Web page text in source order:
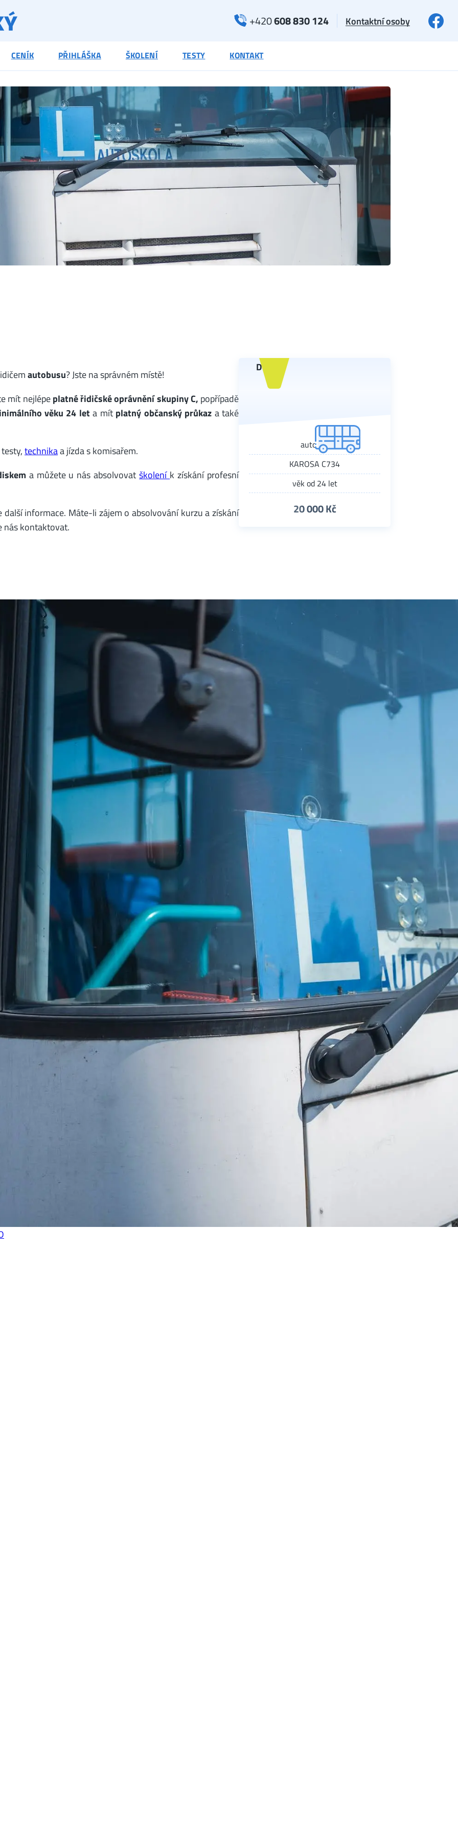
+420608 830 124 Kontaktní osoby
CENÍK PŘIHLÁŠKA ŠKOLENÍ TESTY KONTAKT
D
autobus
KAROSA C734
věk od 24 let
20 000 Kč
autobusu? Jste na správném místě!
mít nejlépeplatné řidičské oprávnění skupiny C, popřípadě
věku 24 leta mít platný občanský průkaz a také
technikaa jízda s komisařem.
a můžete u nás absolvovatškolení k získání profesní
informace. Máte-li zájem o absolvování kurzu a získání
nás kontaktovat.